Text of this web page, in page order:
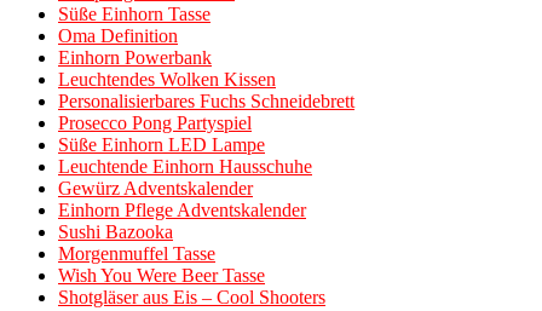
Süße Einhorn Tasse
Oma Definition
Einhorn Powerbank
Leuchtendes Wolken Kissen
Personalisierbares Fuchs Schneidebrett
Prosecco Pong Partyspiel
Süße Einhorn LED Lampe
Leuchtende Einhorn Hausschuhe
Gewürz Adventskalender
Einhorn Pflege Adventskalender
Sushi Bazooka
Morgenmuffel Tasse
Wish You Were Beer Tasse
Shotgläser aus Eis – Cool Shooters